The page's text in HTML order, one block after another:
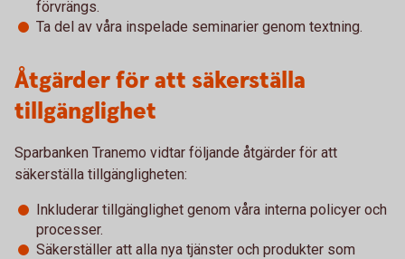
förvrängs.
Ta del av våra inspelade seminarier genom textning.
Åtgärder för att säkerställa
tillgänglighet
Sparbanken Tranemo vidtar följande åtgärder för att
säkerställa tillgängligheten:
Inkluderar tillgänglighet genom våra interna policyer och
processer.
Säkerställer att alla nya tjänster och produkter som